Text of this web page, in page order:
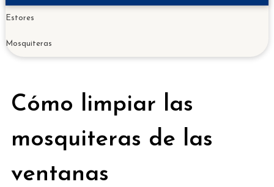
Estores
Mosquiteras
Cómo limpiar las
mosquiteras de las
ventanas